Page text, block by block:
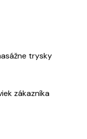
trysky
zákazníka